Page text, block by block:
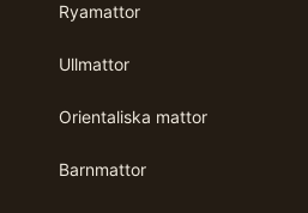
Ryamattor
Ullmattor
Orientaliska mattor
Barnmattor